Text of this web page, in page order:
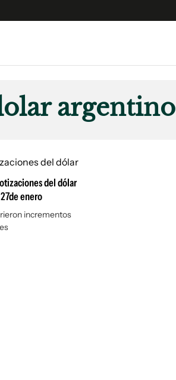
Siguenos en:
argentino
del dólar
enero
incrementos